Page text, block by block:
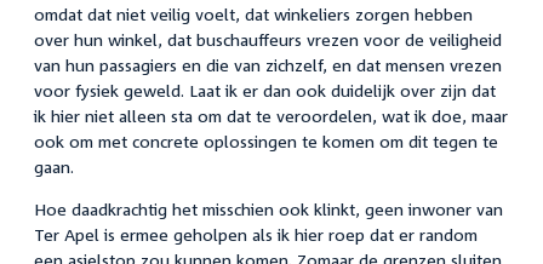
omdat dat niet veilig voelt, dat winkeliers zorgen hebben
over hun winkel, dat buschauffeurs vrezen voor de veiligheid
van hun passagiers en die van zichzelf, en dat mensen vrezen
voor fysiek geweld. Laat ik er dan ook duidelijk over zijn dat
ik hier niet alleen sta om dat te veroordelen, wat ik doe, maar
ook om met concrete oplossingen te komen om dit tegen te
gaan.
Hoe daadkrachtig het misschien ook klinkt, geen inwoner van
Ter Apel is ermee geholpen als ik hier roep dat er random
een asielstop zou kunnen komen. Zomaar de grenzen sluiten